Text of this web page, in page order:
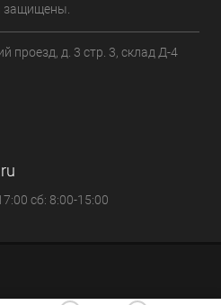
защищены.
проезд, д. 3 стр. 3, склад Д-4
сб: 8:00-15:00